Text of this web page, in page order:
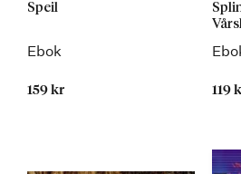
Speil
Ebok
159 kr 119